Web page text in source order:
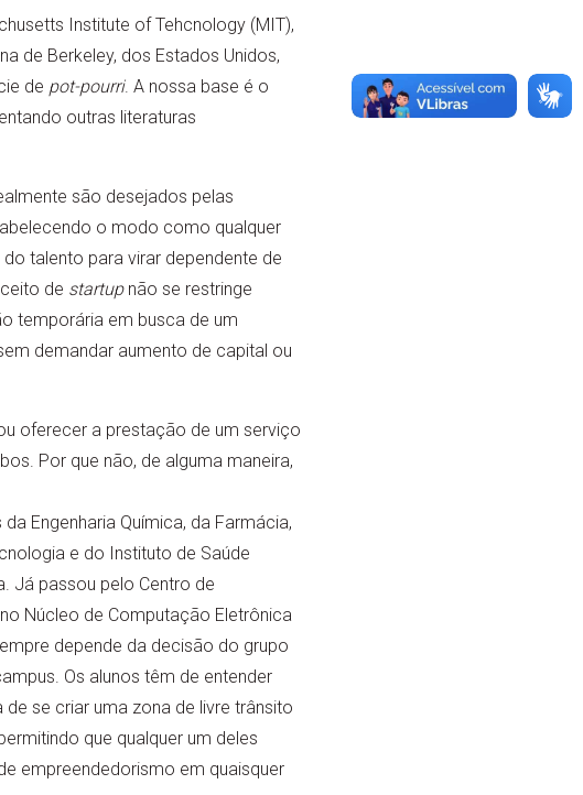
Institute of Tehcnology (MIT),
de Berkeley, dos Estados Unidos,
de pot-pourri. A nossa base é o
outras literaturas
são desejados pelas
o modo como qualquer
talento para virar dependente de
de startup não se restringe
temporária em busca de um
demandar aumento de capital ou
oferecer a prestação de um serviço
Por que não, de alguma maneira,
Engenharia Química, da Farmácia,
e do Instituto de Saúde
Já passou pelo Centro de
Núcleo de Computação Eletrônica
depende da decisão do grupo
Os alunos têm de entender
se criar uma zona de livre trânsito
que qualquer um deles
empreendedorismo em quaisquer